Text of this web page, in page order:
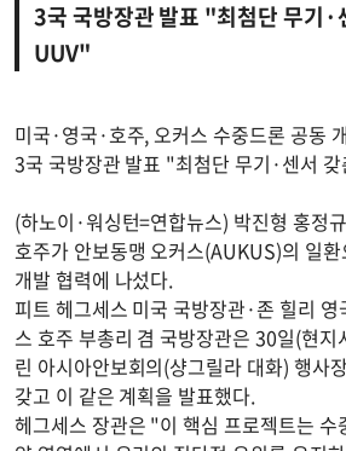
3국 국방장관 발표 "최첨단 무기·
UUV"
미국·영국·호주, 오커스 수중드론 공동
3국 국방장관 발표 "최첨단 무기·센서
(하노이·워싱턴=연합뉴스) 박진형 홍정
호주가 안보동맹 오커스(AUKUS)의 일
개발 협력에 나섰다.
피트 헤그세스 미국 국방장관·존 힐리
스 호주 부총리 겸 국방장관은 30일(현지
린 아시아안보회의(샹그릴라 대화) 행사
갖고 이 같은 계획을 발표했다.
헤그세스 장관은 "이 핵심 프로젝트는 수